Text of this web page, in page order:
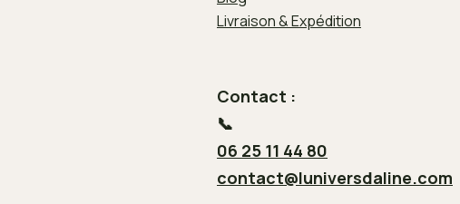
Livraison & Expédition
Contact :
📞
06 25 11 44 80
contact@luniversdaline.com